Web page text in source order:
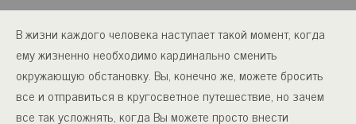
В жизни каждого человека наступает такой момент, когда
ему жизненно необходимо кардинально сменить
окружающую обстановку. Вы, конечно же, можете бросить
все и отправиться в кругосветное путешествие, но зачем
все так усложнять, когда Вы можете просто внести